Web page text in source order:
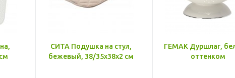
СИТА Подушка на стул,
бежевый, 38/35x38x2 см
ГЕМАК Дуршлаг,
оттенком